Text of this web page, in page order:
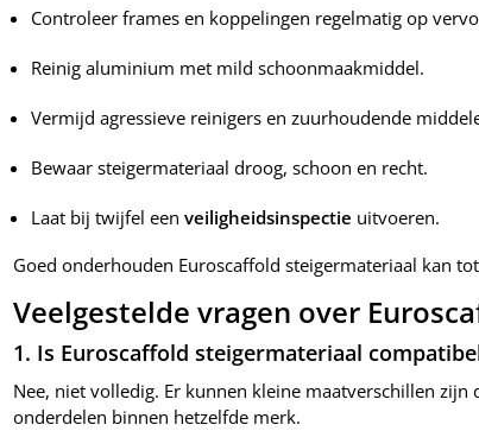
Controleer frames en koppelingen regelmatig op
Reinig aluminium met mild schoonmaakmiddel.
Vermijd agressieve reinigers en zuurhoudende
Bewaar steigermateriaal droog, schoon en recht.
Laat bij twijfel eenveiligheidsinspectie uitvoeren.
Goed onderhouden Euroscaffold steigermateriaal kan
Veelgestelde vragen over
1. Is Euroscaffold steigermateriaal
Nee, niet volledig. Er kunnen kleine maatverschillen
onderdelen binnen hetzelfde merk.